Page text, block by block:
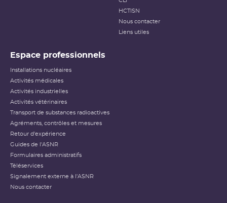
HCTISN
Nous contacter
Liens utiles
Espace professionnels
Installations nucléaires
Activités médicales
Activités industrielles
Activités vétérinaires
Transport de substances radioactives
Agréments, contrôles et mesures
Retour d'expérience
Guides de l'ASNR
Formulaires administratifs
Téléservices
Signalement externe à l'ASNR
Nous contacter